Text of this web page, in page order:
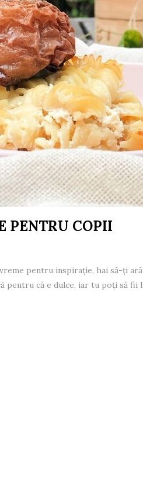
PENTRU COPII
pentru inspirație, hai să-ți
pentru că e dulce, iar tu poți să fii